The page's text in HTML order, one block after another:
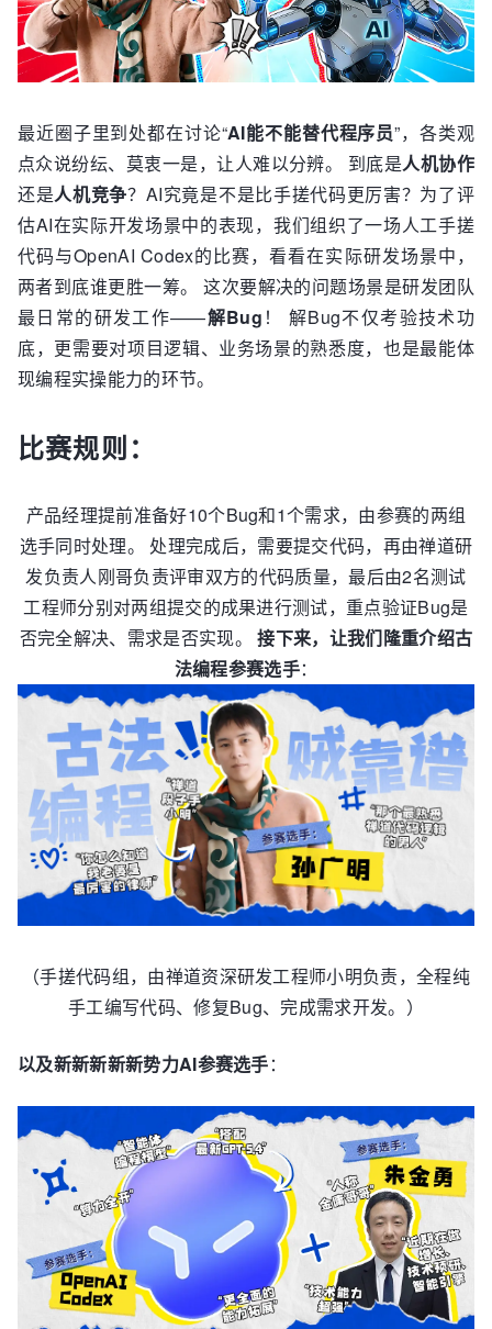
最近圈子里到处都在讨论“AI能不能替代程序员”，各类观
点众说纷纭、莫衷一是，让人难以分辨。 到底是人机协作
还是人机竞争？AI究竟是不是比手搓代码更厉害？为了评
估AI在实际开发场景中的表现，我们组织了一场人工手搓
代码与OpenAI Codex的比赛，看看在实际研发场景中，
两者到底谁更胜一筹。 这次要解决的问题场景是研发团队
最日常的研发工作——解Bug ！ 解Bug不仅考验技术功
底，更需要对项目逻辑、业务场景的熟悉度，也是最能体
现编程实操能力的环节。
比赛规则：
产品经理提前准备好10个Bug和1个需求，由参赛的两组
选手同时处理。 处理完成后，需要提交代码，再由禅道研
发负责人刚哥负责评审双方的代码质量，最后由2名测试
工程师分别对两组提交的成果进行测试，重点验证Bug是
否完全解决、需求是否实现。接下来，让我们隆重介绍古
法编程参赛选手：
（手搓代码组，由禅道资深研发工程师小明负责，全程纯
手工编写代码、修复Bug、完成需求开发。）
以及新新新新新势力AI参赛选手：